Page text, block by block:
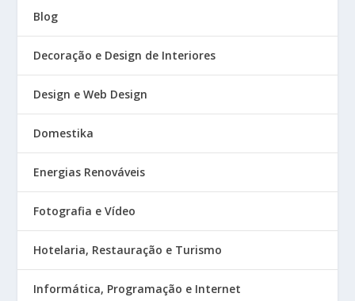
Blog
Decoração e Design de Interiores
Design e Web Design
Domestika
Energias Renováveis
Fotografia e Vídeo
Hotelaria, Restauração e Turismo
Informática, Programação e Internet